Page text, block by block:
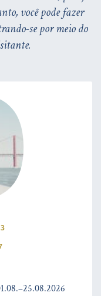
você pode fazer
se por meio do